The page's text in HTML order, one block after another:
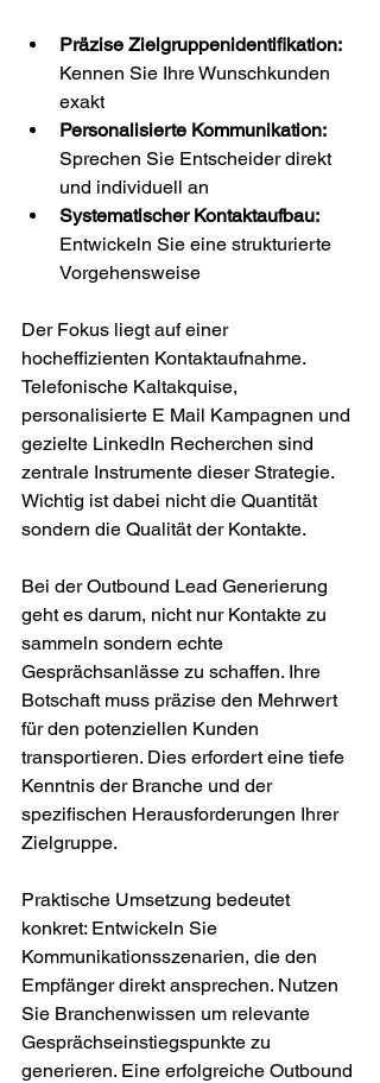
Präzise Zielgruppenidentifikation:
Kennen Sie Ihre Wunschkunden
exakt
Personalisierte Kommunikation:
Sprechen Sie Entscheider direkt
und individuell an
Systematischer Kontaktaufbau:
Entwickeln Sie eine strukturierte
Vorgehensweise
Der Fokus liegt auf einer
hocheffizienten Kontaktaufnahme.
Telefonische Kaltakquise,
personalisierte E Mail Kampagnen und
gezielte LinkedIn Recherchen sind
zentrale Instrumente dieser Strategie.
Wichtig ist dabei nicht die Quantität
sondern die Qualität der Kontakte.
Bei der Outbound Lead Generierung
geht es darum, nicht nur Kontakte zu
sammeln sondern echte
Gesprächsanlässe zu schaffen. Ihre
Botschaft muss präzise den Mehrwert
für den potenziellen Kunden
transportieren. Dies erfordert eine tiefe
Kenntnis der Branche und der
spezifischen Herausforderungen Ihrer
Zielgruppe.
Praktische Umsetzung bedeutet
konkret: Entwickeln Sie
Kommunikationsszenarien, die den
Empfänger direkt ansprechen. Nutzen
Sie Branchenwissen um relevante
Gesprächseinstiegspunkte zu
generieren. Eine erfolgreiche Outbound